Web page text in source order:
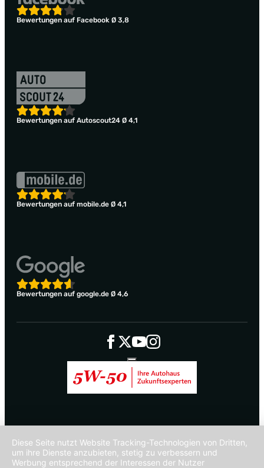
Bewertungen auf Facebook Ø 3,8
Bewertungen auf Autoscout24 Ø 4,1
Bewertungen auf mobile.de Ø 4,1
Bewertungen auf google.de Ø 4,6
Diese Seite nutzt Website Tracking-Technologien von Dritten,
um ihre Dienste anzubieten, stetig zu verbessern und
Werbung entsprechend der Interessen der Nutzer